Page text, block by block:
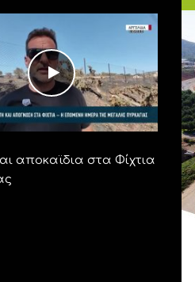
αποκαϊδια στα Φίχτια